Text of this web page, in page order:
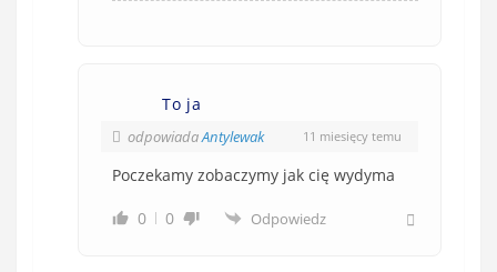
To ja
odpowiadaAntylewak 11 miesięcy temu
Poczekamy zobaczymy jak cię wydyma
0 0 Odpowiedz